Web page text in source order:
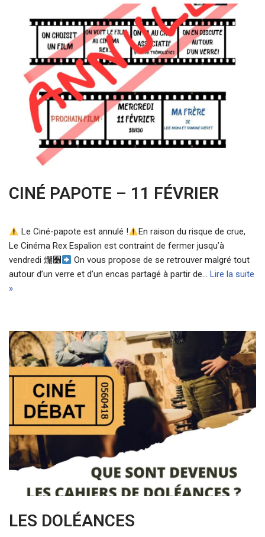
CINÉ PAPOTE – 11 FÉVRIER
Le Ciné-papote est annulé !
En raison du risque de crue,
Le Cinéma Rex Espalion est contraint de fermer jusqu’à
vendredi 爛﫶
On vous propose de se retrouver malgré tout
autour d’un verre et d’un encas partagé à partir de… Lire la suite
»
LES DOLÉANCES